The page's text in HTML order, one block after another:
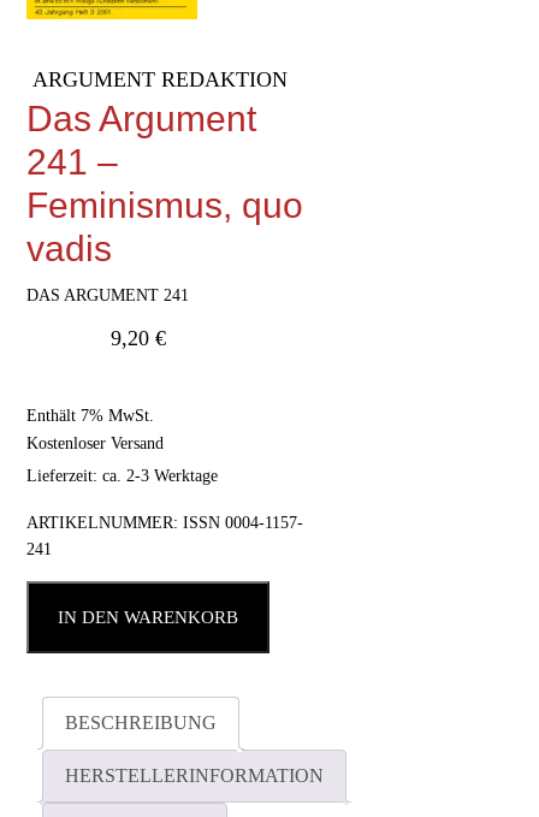
ARGUMENT REDAKTION
Das Argument
241 –
Feminismus, quo
vadis
DAS ARGUMENT 241
9,20€
Enthält 7% MwSt.
Kostenloser Versand
Lieferzeit: ca. 2-3 Werktage
ARTIKELNUMMER:ISSN 0004-1157-
241
IN DEN WARENKORB
BESCHREIBUNG
HERSTELLERINFORMATION